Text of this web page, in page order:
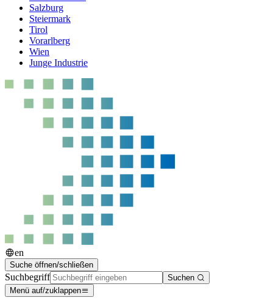
Salzburg
Steiermark
Tirol
Vorarlberg
Wien
Junge Industrie
en
Suche öffnen/schließen
Suchbegriff
Suchen
Menü auf/zuklappen